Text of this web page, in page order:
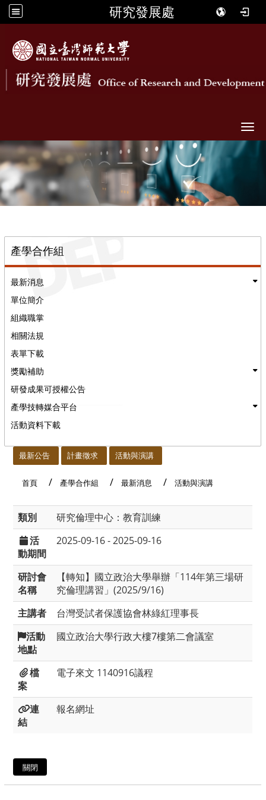
研究發展處
產學合作組
最新消息
單位簡介
組織職掌
相關法規
表單下載
獎勵補助
研發成果可授權公告
產學技轉媒合平台
活動資料下載
最新公告 計畫徵求 活動與演講
首頁 產學合作組 最新消息 活動與演講
類別
研究倫理中心：教育訓練
活
動期間
2025-09-16 - 2025-09-16
研討會
名稱
【轉知】國立政治大學舉辦「114年第三場研
究倫理講習」(2025/9/16)
主講者
台灣受試者保護協會林綠紅理事長
活動
地點
國立政治大學行政大樓7樓第二會議室
檔
案
電子來文 1140916議程
連
結
報名網址
關閉